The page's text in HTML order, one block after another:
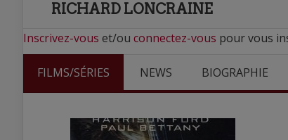
RICHARD LONCRAINE
Inscrivez-vous et/ou connectez-vous pour vous
FILMS/SÉRIES NEWS BIOGRAPHIE